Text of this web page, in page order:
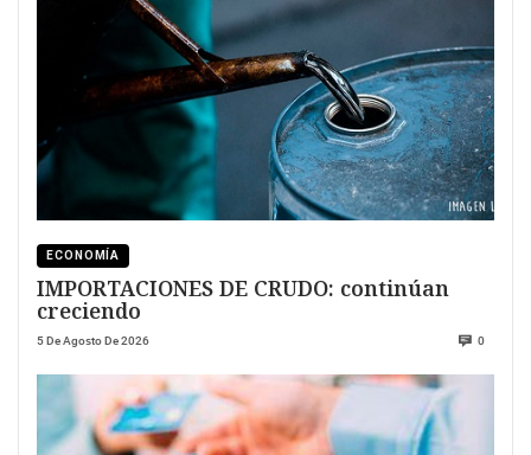
ECONOMÍA
IMPORTACIONES DE CRUDO: continúan
creciendo
5 De Agosto De 2026 0